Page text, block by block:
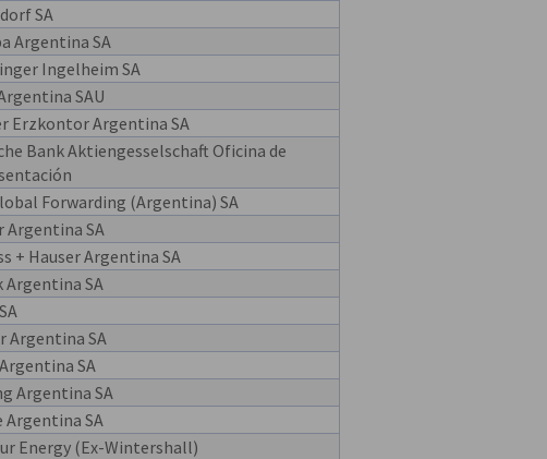
SA
Argentina SA
Ingelheim SA
SAU
Erzkontor Argentina SA
Bank Aktiengesselschaft Oficina de
Forwarding (Argentina) SA
Argentina SA
+ Hauser Argentina SA
Argentina SA
Argentina SA
SA
Argentina SA
Argentina SA
Energy (Ex-Wintershall)